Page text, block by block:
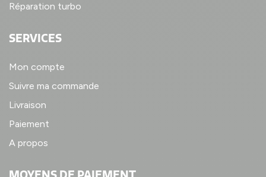
Réparation turbo
SERVICES
Mon compte
Suivre ma commande
Livraison
Paiement
A propos